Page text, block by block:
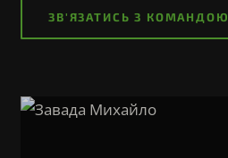
ЗВ'ЯЗАТИСЬ З КОМАНДОЮ